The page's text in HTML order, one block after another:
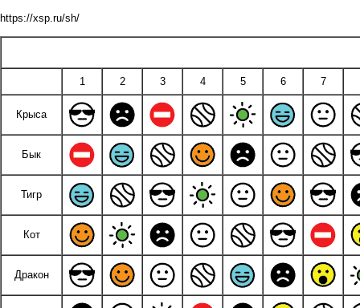
https://xsp.ru/sh/
1 2 3 4 5 6 7
Крыса
Бык
Тигр
Кот
Дракон